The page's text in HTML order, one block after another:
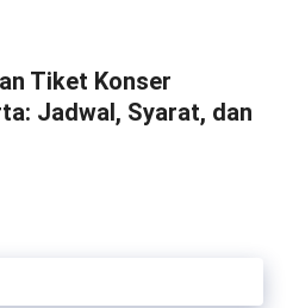
Tiket Konser
Jadwal, Syarat, dan